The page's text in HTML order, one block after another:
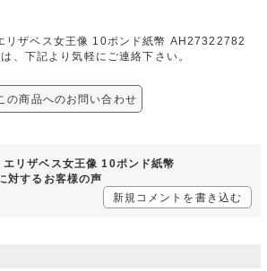
リザベス女王像 10ポンド紙幣 AH27322782
、下記より気軽にご連絡下さい。
の商品へのお問い合わせ
リザベス女王像 10ポンド紙幣
対するお客様の声
新規コメントを書き込む